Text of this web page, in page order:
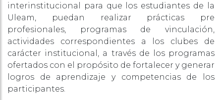
interinstitucional para que los estudiantes de la
Uleam, puedan realizar prácticas pre
profesionales, programas de vinculación,
actividades correspondientes a los clubes de
carácter institucional, a través de los programas
ofertados con el propósito de fortalecer y generar
logros de aprendizaje y competencias de los
participantes.